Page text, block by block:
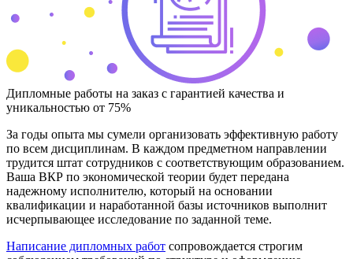
Дипломные работы на заказ с гарантией качества и
уникальностью от 75%
За годы опыта мы сумели организовать эффективную работу
по всем дисциплинам. В каждом предметном направлении
трудится штат сотрудников с соответствующим образованием.
Ваша ВКР по экономической теории будет передана
надежному исполнителю, который на основании
квалификации и наработанной базы источников выполнит
исчерпывающее исследование по заданной теме.
Написание дипломных работ сопровождается строгим